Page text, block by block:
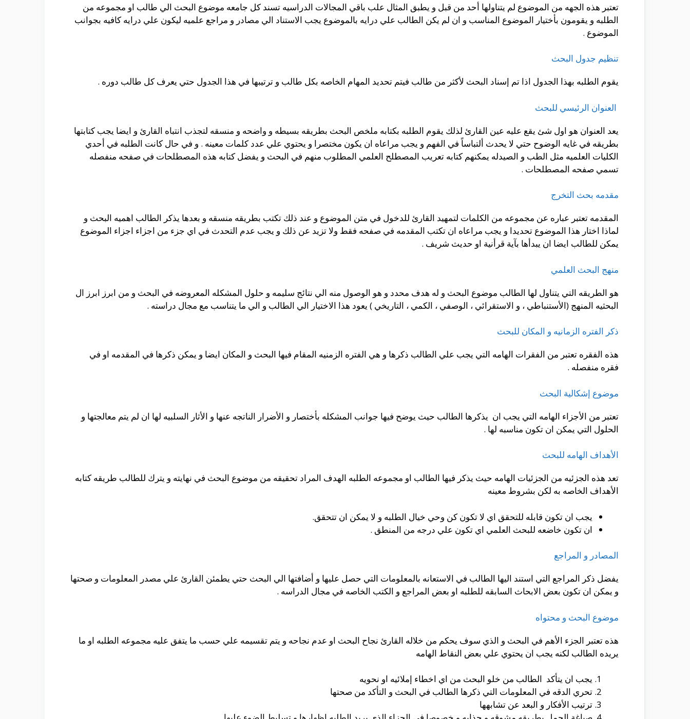
تعتبر هذه الجهه من الموضوع لم يتناولها أحد من قبل و يطبق المثال علب باقي المجالات الدراسيه تسند كل جامعه موضوع البحث الي طالب او مجموعه من
الطلبه و يقومون بأختيار الموضوع المناسب و ان لم يكن الطالب علي درايه بالموضوع يجب الاستناد الي مصادر و مراجع علميه ليكون علي درايه كافيه بجوانب
الموضوع .
تنظيم جدول البحث
يقوم الطلبه بهذا الجدول اذا تم إسناد البحث لأكثر من طالب فيتم تحديد المهام الخاصه بكل طالب و ترتيبها في هذا الجدول حتي يعرف كل طالب دوره .
العنوان الرئيسي للبحث
يعد العنوان هو اول شئ يقع عليه عين القارئ لذلك يقوم الطلبه بكتابه ملخص البحث بطريقه بسيطه و واضحه و منسقه لتجذب انتباه القارئ و ايضا يجب كتابتها
بطريقه في غايه الوضوح حتي لا يحدث ألتباساً في الفهم و يجب مراعاه ان يكون مختصرا و يحتوي علي عدد كلمات معينه . و في حال كانت الطلبه في أحدي
الكليات العلميه مثل الطب و الصيدله يمكنهم كتابه تعريب المصطلح العلمي المطلوب منهم في البحث و يفضل كتابه هذه المصطلحات في صفحه منفصله
تسمي صفحه المصطلحات .
مقدمه بحث التخرج
المقدمه تعتبر عباره عن مجموعه من الكلمات لتمهيد القارئ للدخول في متن الموضوع و عند ذلك تكتب بطريقه منسقه و بعدها يذكر الطالب اهميه البحث و
لماذا اختار هذا الموضوع تحديدا و يجب مراعاه ان تكتب المقدمه في صفحه فقط ولا تزيد عن ذلك و يجب عدم التحدث في اي جزء من اجزاء اجزاء الموضوع
يمكن للطالب ايضا ان يبدأها بآية قرأنية او حديث شريف .
منهج البحث العلمي
هو الطريقه التي يتناول لها الطالب موضوع البحث و له هدف محدد و هو الوصول منه الي نتائج سليمه و حلول المشكله المعروضه في البحث و من ابرز ابرز ال
البحثيه المنهج (الأستنباطي ، و الاستقرائي ، الوصفي ، الكمي ، التاريخي ) يعود هذا الاختيار الي الطالب و الي ما يتناسب مع مجال دراسته .
ذكر الفتره الزمانيه و المكان للبحث
هذه الفقره تعتبر من الفقرات الهامه التي يجب علي الطالب ذكرها و هي الفتره الزمنيه المقام فيها البحث و المكان ايضا و يمكن ذكرها في المقدمه او في
فقره منفصله .
موضوع إشكالية البحث
تعتبر من الأجزاء الهامه التي يجب ان يذكرها الطالب حيث يوضح فيها جوانب المشكله بأختصار و الأضرار الناتجه عنها و الأثار السلبيه لها ان لم يتم معالجتها و
الحلول التي يمكن ان تكون مناسبه لها .
الأهداف الهامه للبحث
تعد هذه الجزئيه من الجزئيات الهامه حيث يذكر فيها الطالب او مجموعه الطلبه الهدف المراد تحقيقه من موضوع البحث في نهايته و يترك للطالب طريقه كتابه
الأهداف الخاصه به لكن بشروط معينه
يجب ان تكون قابله للتحقق اي لا تكون كن وحي خيال الطلبه و لا يمكن ان تتحقق.
ان تكون خاضعه للبحث العلمي اي تكون علي درجه من المنطق .
المصادر و المراجع
يفضل ذكر المراجع التي استند اليها الطالب في الاستعانه بالمعلومات التي حصل عليها و أضافتها الي البحث حتي يطمئن القارئ علي مصدر المعلومات و صحتها
و يمكن ان تكون بعض الابحاث السابقه للطلبه او بعض المراجع و الكتب الخاصه في مجال الدراسه .
موضوع البحث و محتواه
هذه تعتبر الجزء الأهم في البحث و الذي سوف يحكم من خلاله القارئ نجاح البحث او عدم نجاحه و يتم تقسيمه علي حسب ما يتفق عليه مجموعه الطلبه او ما
يريده الطالب لكنه يجب ان يحتوي علي بعض النقاط الهامه
يجب ان يتأكد الطالب من خلو البحث من اي اخطاء إملائيه او نحويه
تحري الدقه في المعلومات التي ذكرها الطالب في البحث و التأكد من صحتها
ترتيب الأفكار و البعد عن تشابهها